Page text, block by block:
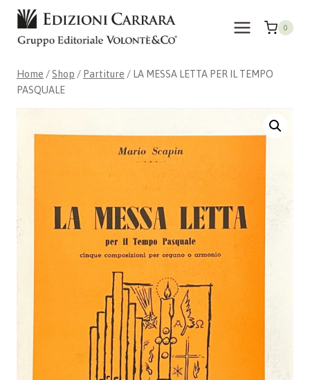
Skip
content
0
Home / Shop / Partiture /
LA MESSA LETTA PER IL TEMPO
PASQUALE